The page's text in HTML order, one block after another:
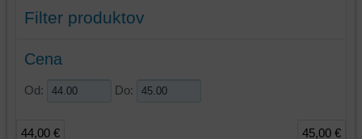
Filter produktov
Cena
Od: Do:
44,00 € 45,00 €